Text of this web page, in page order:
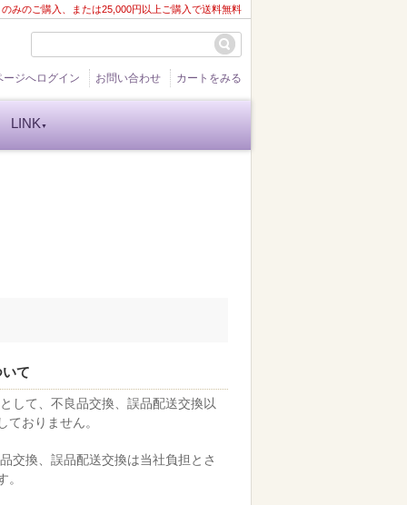
のみのご購入、または25,000円以上ご購入で送料無料
ージへログイン お問い合わせ カートをみる
LINK ▼
て
して、不良品交換、誤品配送交換以
ておりません。
交換、誤品配送交換は当社負担とさ
。